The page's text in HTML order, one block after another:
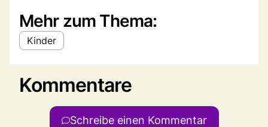
Mehr zum Thema:
Kinder
Kommentare
Schreibe einen Kommentar